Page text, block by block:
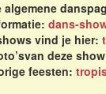
algemene
dans-
vind je hier:
deze
feesten: